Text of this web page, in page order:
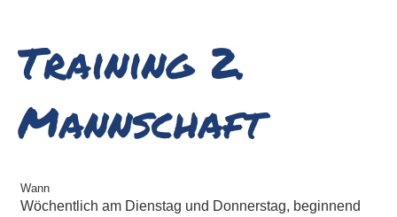
Training 2.
Mannschaft
Wann
Wöchentlich am Dienstag und Donnerstag, beginnend